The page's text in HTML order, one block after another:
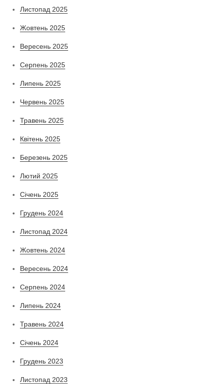
Листопад 2025
Жовтень 2025
Вересень 2025
Серпень 2025
Липень 2025
Червень 2025
Травень 2025
Квітень 2025
Березень 2025
Лютий 2025
Січень 2025
Грудень 2024
Листопад 2024
Жовтень 2024
Вересень 2024
Серпень 2024
Липень 2024
Травень 2024
Січень 2024
Грудень 2023
Листопад 2023